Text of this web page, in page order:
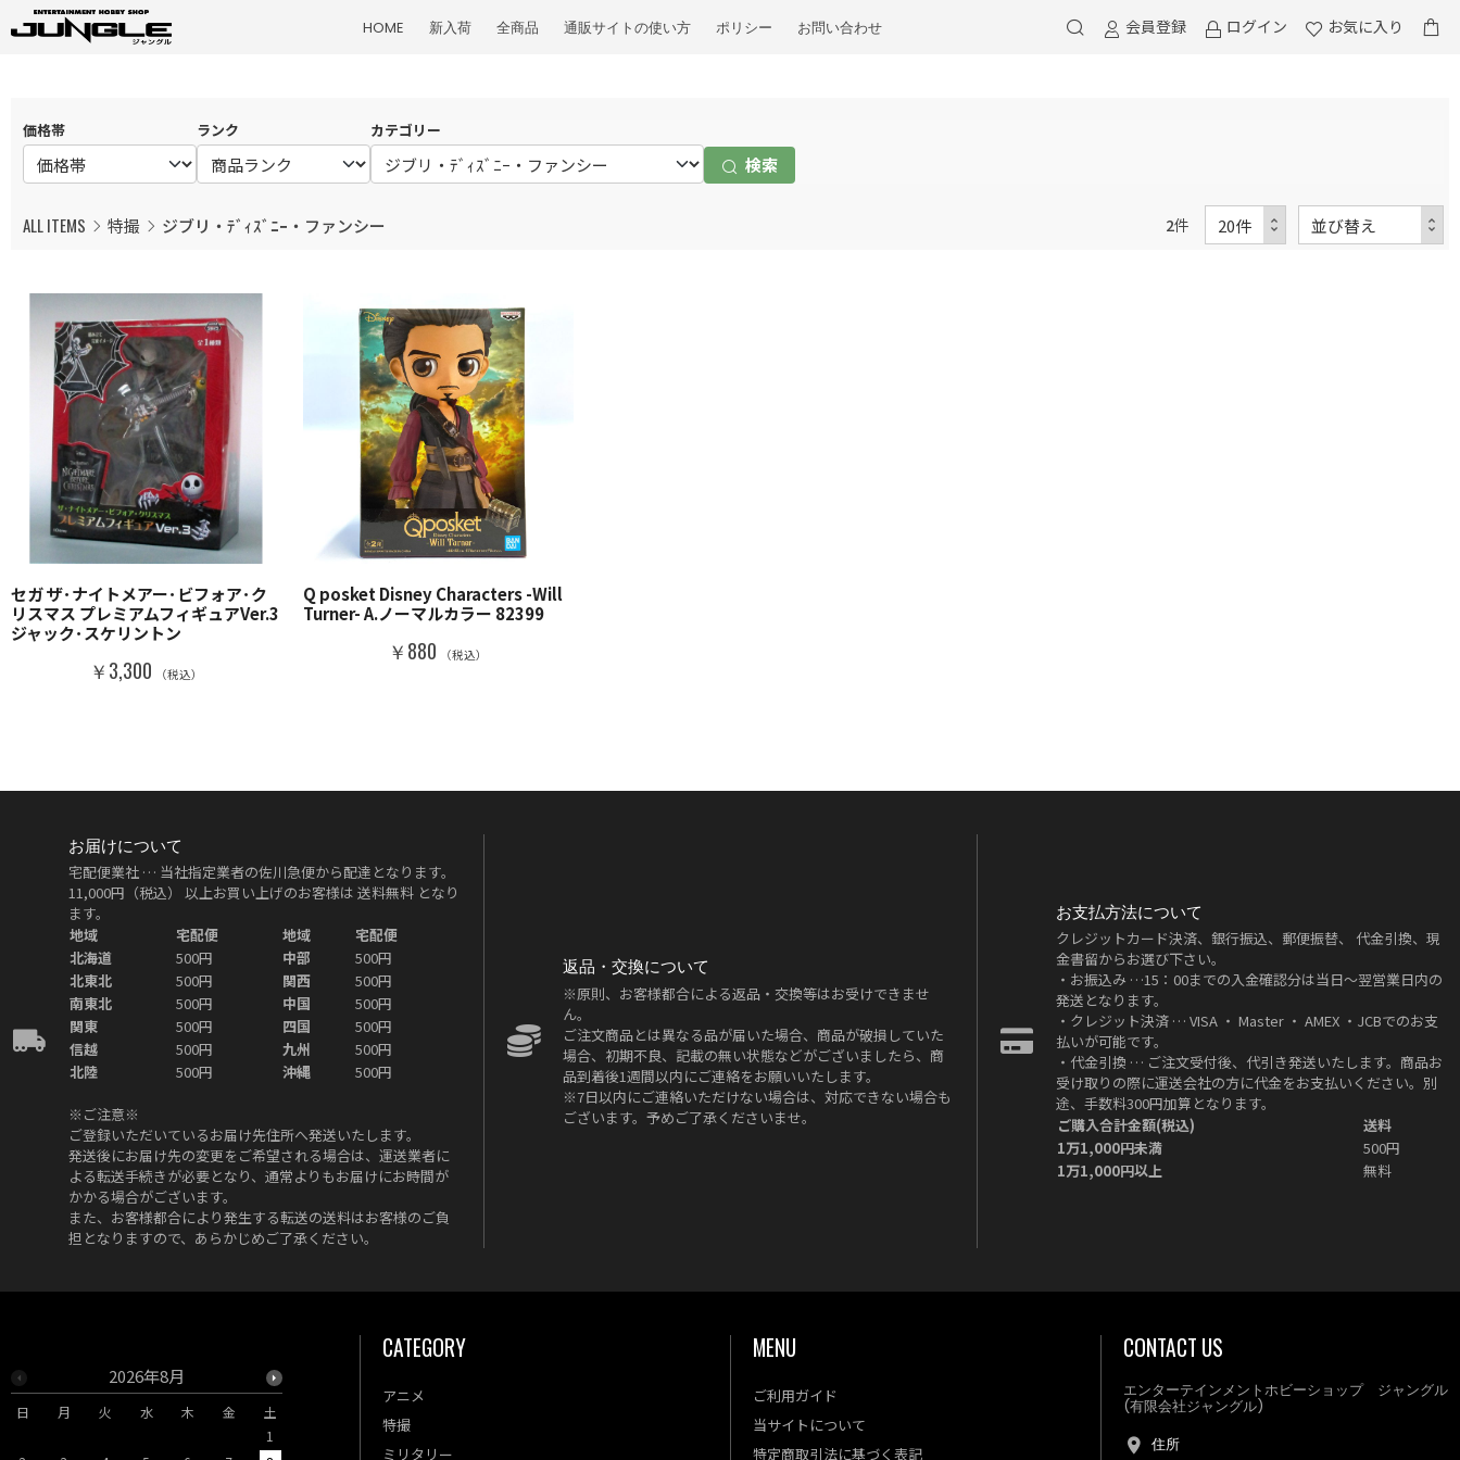
HOME 新入荷 全商品 通販サイトの使い方 ポリシー お問い合わせ 会員登録 ログイン お気に入り
価格帯 ランク カテゴリー
検索
ALL ITEMS 特撮 ジブリ・ﾃﾞｨｽﾞﾆｰ・ファンシー 2件
セガ ザ･ナイトメアー･ビフォア･ク
リスマス プレミアムフィギュアVer.3
ジャック･スケリントン
￥3,300 （税込）
Q posket Disney Characters -Will
Turner- A.ノーマルカラー 82399
￥880 （税込）
お届けについて
宅配便業社 … 当社指定業者の佐川急便から配達となります。
11,000円（税込）
以上お買い上げのお客様は 送料無料となり
ます。
地域
宅配便 地域
宅配便
北海道
500円 中部
500円
北東北
500円 関西
500円
南東北
500円 中国
500円
関東
500円 四国
500円
信越
500円 九州
500円
北陸
500円 沖縄 500円
※ご注意※
ご登録いただいているお届け先住所へ発送いたします。
発送後にお届け先の変更をご希望される場合は、運送業者に
よる転送手続きが必要となり、通常よりもお届けにお時間が
かかる場合がございます。
また、お客様都合により発生する転送の送料はお客様のご負
担となりますので、あらかじめご了承ください。
返品・交換について
※原則、お客様都合による返品・交換等はお受けできませ
ん。
ご注文商品とは異なる品が届いた場合、商品が破損していた
場合、初期不良、記載の無い状態などがございましたら、商
品到着後1週間以内にご連絡をお願いいたします。
※7日以内にご連絡いただけない場合は、対応できない場合も
ございます。予めご了承くださいませ。
お支払方法について
クレジットカード決済、銀行振込、郵便振替、 代金引換、現
金書留からお選び下さい。
・お振込み …15：00までの入金確認分は当日～翌営業日内の
発送となります。
・クレジット決済 … VISA ・ Master ・ AMEX ・JCBでのお支
払いが可能です。
・代金引換 … ご注文受付後、代引き発送いたします。商品お
受け取りの際に運送会社の方に代金をお支払いください。別
途、手数料300円加算となります。
ご購入合計金額(税込)
送料
1万1,000円未満
500円
1万1,000円以上
無料
2026年8月
日 月 火 水 木 金
土
1
CATEGORY
アニメ
特撮
ミリタリー
MENU
ご利用ガイド
当サイトについて
特定商取引法に基づく表記
CONTACT US
エンターテインメントホビーショップ ジャングル
(有限会社ジャングル)
住所